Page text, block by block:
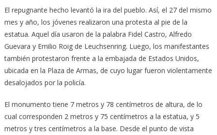
El repugnante hecho levantó la ira del pueblo. Así, el 27 del mismo
mes y año, los jóvenes realizaron una protesta al pie de la
estatua. Aquel día usaron de la palabra Fidel Castro, Alfredo
Guevara y Emilio Roig de Leuchsenring. Luego, los manifestantes
también protestaron frente a la embajada de Estados Unidos,
ubicada en la Plaza de Armas, de cuyo lugar fueron violentamente
desalojados por la policía.
El monumento tiene 7 metros y 78 centímetros de altura, de lo
cual corresponden 2 metros y 75 centímetros a la estatua, y 5
metros y tres centímetros a la base. Desde el punto de vista